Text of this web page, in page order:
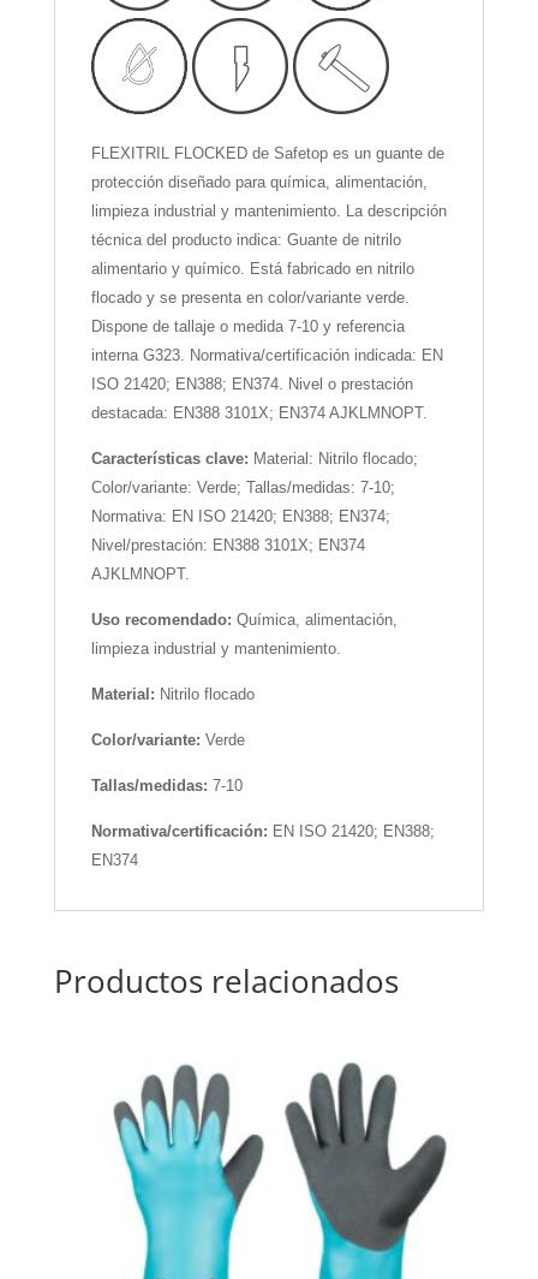
FLEXITRIL FLOCKED de Safetop es un guante de
protección diseñado para química, alimentación,
limpieza industrial y mantenimiento. La descripción
técnica del producto indica: Guante de nitrilo
alimentario y químico. Está fabricado en nitrilo
flocado y se presenta en color/variante verde.
Dispone de tallaje o medida 7-10 y referencia
interna G323. Normativa/certificación indicada: EN
ISO 21420; EN388; EN374. Nivel o prestación
destacada: EN388 3101X; EN374 AJKLMNOPT.
Características clave: Material: Nitrilo flocado;
Color/variante: Verde; Tallas/medidas: 7-10;
Normativa: EN ISO 21420; EN388; EN374;
Nivel/prestación: EN388 3101X; EN374
AJKLMNOPT.
Uso recomendado: Química, alimentación,
limpieza industrial y mantenimiento.
Material: Nitrilo flocado
Color/variante: Verde
Tallas/medidas: 7-10
Normativa/certificación: EN ISO 21420; EN388;
EN374
Productos relacionados